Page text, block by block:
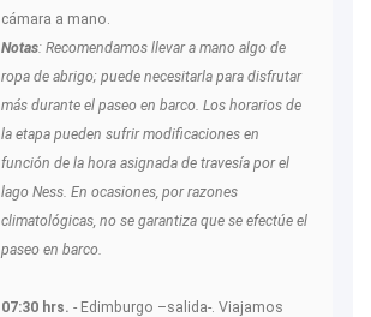
cámara a mano.
Notas: Recomendamos llevar a mano algo de
ropa de abrigo; puede necesitarla para disfrutar
más durante el paseo en barco. Los horarios de
la etapa pueden sufrir modificaciones en
función de la hora asignada de travesía por el
lago Ness. En ocasiones, por razones
climatológicas, no se garantiza que se efectúe el
paseo en barco.
07:30 hrs. - Edimburgo –salida-. Viajamos